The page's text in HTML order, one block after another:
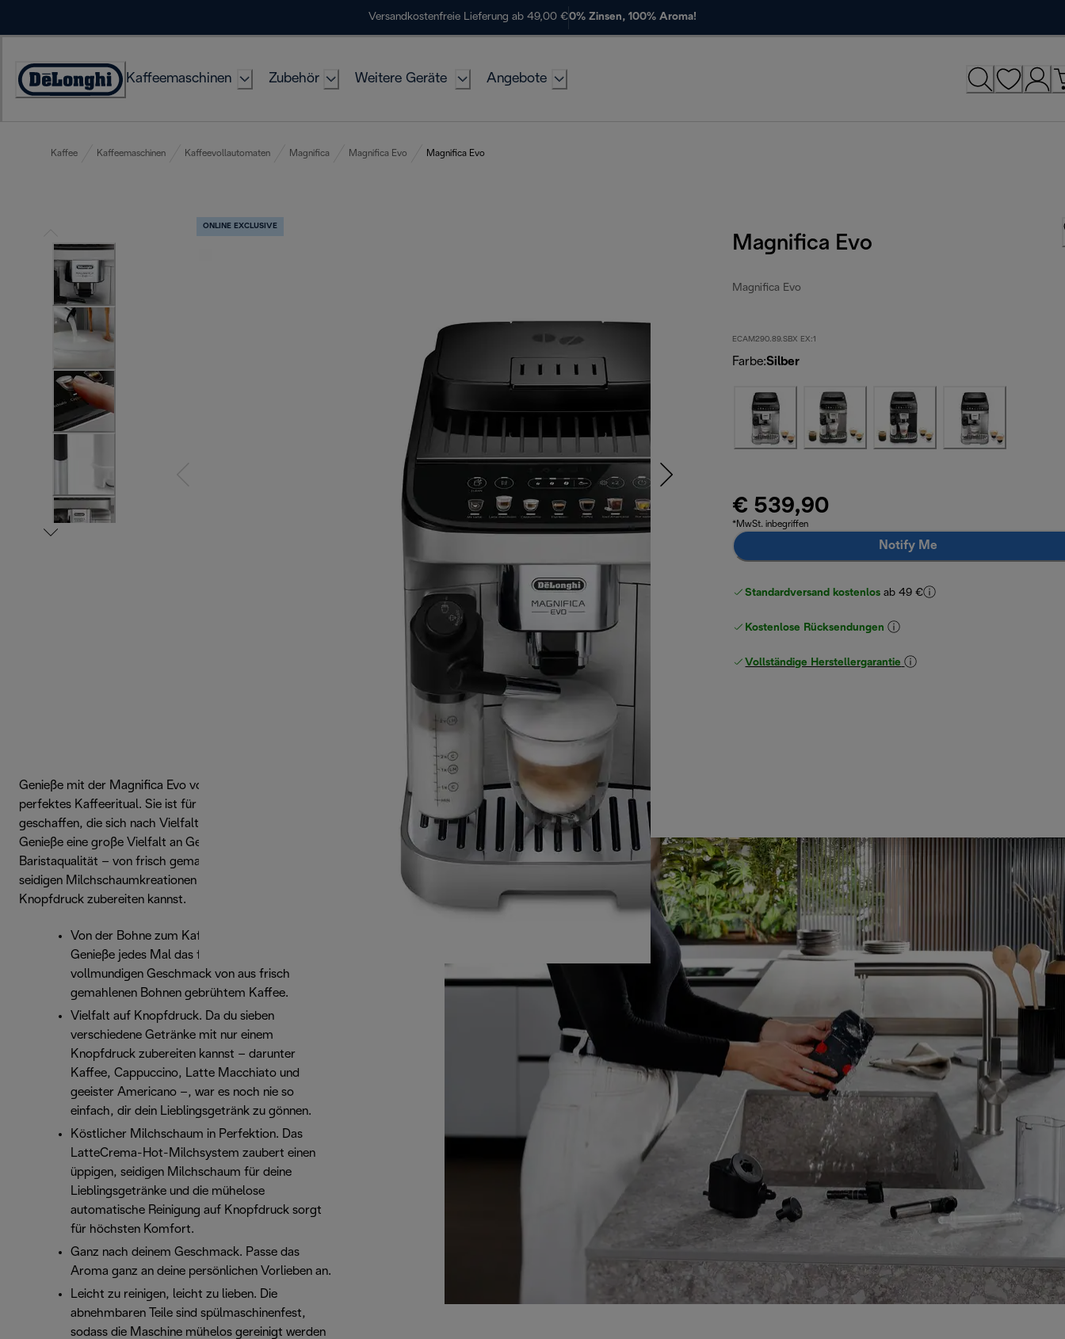
Versandkostenfreie Lieferung ab 49,00 €0% Zinsen, 100% Aroma!
Erklärung
Kaffeemaschinen Zubehör Weitere Geräte Angebote
Kaffee Kaffeemaschinen Kaffeevollautomaten Magnifica Magnifica Evo Magnifica Evo
ONLINE EXCLUSIVE
Magnifica Evo
Magnifica Evo
ECAM290.89.SBX EX:1
Farbe:Silber
€ 539,90
*MwSt. inbegriffen
Notify Me
Standardversand kostenlos ab 49 €
Kostenlose Rücksendungen
Vollständige Herstellergarantie
Genieße mit der Magnifica Evo von De’Longhi dein
perfektes Kaffeeritual. Sie ist für Kaffeeliebhaber
geschaffen, die sich nach Vielfalt und Einfachheit sehnen.
Genieße eine große Vielfalt an Getränken in
Baristaqualität – von frisch gemahlenen Bohnen bis zu
seidigen Milchschaumkreationen –, die du alle auf
Knopfdruck zubereiten kannst.
Von der Bohne zum Kaffee auf Knopfdruck.
Genieße jedes Mal das frische Aroma und den
vollmundigen Geschmack von aus frisch
gemahlenen Bohnen gebrühtem Kaffee.
Vielfalt auf Knopfdruck. Da du sieben
verschiedene Getränke mit nur einem
Knopfdruck zubereiten kannst – darunter
Kaffee, Cappuccino, Latte Macchiato und
geeister Americano –, war es noch nie so
einfach, dir dein Lieblingsgetränk zu gönnen.
Köstlicher Milchschaum in Perfektion. Das
LatteCrema-Hot-Milchsystem zaubert einen
üppigen, seidigen Milchschaum für deine
Lieblingsgetränke und die mühelose
automatische Reinigung auf Knopfdruck sorgt
für höchsten Komfort.
Ganz nach deinem Geschmack. Passe das
Aroma ganz an deine persönlichen Vorlieben an.
Leicht zu reinigen, leicht zu lieben. Die
abnehmbaren Teile sind spülmaschinenfest,
sodass die Maschine mühelos gereinigt werden